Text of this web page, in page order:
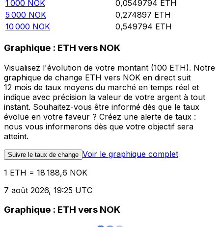
1 000 NOK 0,0549794 ETH
5 000 NOK 0,274897 ETH
10 000 NOK 0,549794 ETH
Graphique : ETH vers NOK
Visualisez l'évolution de votre montant (100 ETH). Notre
graphique de change ETH vers NOK en direct suit
12 mois de taux moyens du marché en temps réel et
indique avec précision la valeur de votre argent à tout
instant. Souhaitez-vous être informé dès que le taux
évolue en votre faveur ? Créez une alerte de taux :
nous vous informerons dès que votre objectif sera
atteint.
Suivre le taux de change Voir le graphique complet
1 ETH = 18 188,6 NOK
7 août 2026, 19:25 UTC
Graphique : ETH vers NOK